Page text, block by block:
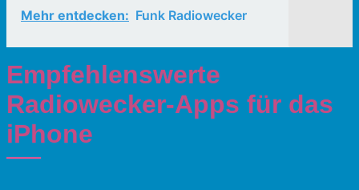
Mehr entdecken: Funk Radiowecker
Empfehlenswerte
Radiowecker-Apps für das
iPhone